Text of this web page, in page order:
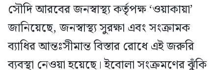
সৌদি আরবের জনস্বাস্থ্য কর্তৃপক্ষ ‘ওয়াকায়া’
জানিয়েছে, জনস্বাস্থ্য সুরক্ষা এবং সংক্রামক
ব্যাধির আন্তঃসীমান্ত বিস্তার রোধে এই জরুরি
ব্যবস্থা নেওয়া হয়েছে। ইবোলা সংক্রমণের ঝুঁকি